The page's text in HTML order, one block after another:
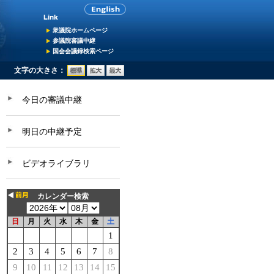
衆議院ホームページ
参議院審議中継
国会会議録検索ページ
文字の大きさ：
今日の審議中継
明日の中継予定
ビデオライブラリ
カレンダー検索
日 月 火 水 木 金 土
1
2
3 4 5 6 7
8
9
10 11 12 13 14
15